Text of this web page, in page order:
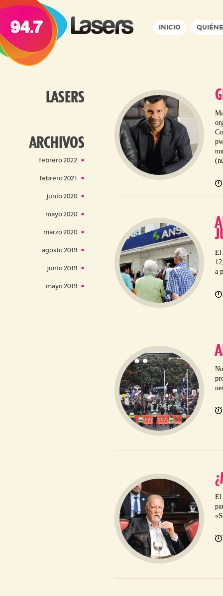
INICIO
LASERS
ARCHIVOS
febrero 2022
febrero 2021
junio 2020
mayo 2020
marzo 2020
agosto 2019
junio 2019
mayo 2019
El
a
El